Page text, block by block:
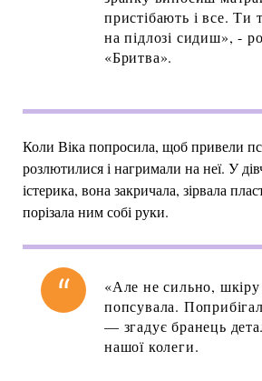
пристібають і все. Ти
на підлозі сидиш», -
«Бритва».
Коли Віка попросила, щоб привели
розлютилися і нагримали на неї. У
істерика, вона закричала, зірвала
порізала ним собі руки.
«Але не сильно, шкіру
попсувала.
— згадує бранець
нашої колеги.